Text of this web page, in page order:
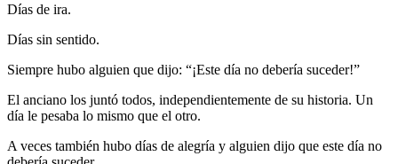
Días de ira.
Días sin sentido.
Siempre hubo alguien que dijo: “¡Este día no debería suceder!”
El anciano los juntó todos, independientemente de su historia. Un
día le pesaba lo mismo que el otro.
A veces también hubo días de alegría y alguien dijo que este día no